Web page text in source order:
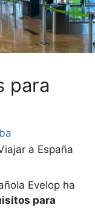
para
a España
Evelop ha
para